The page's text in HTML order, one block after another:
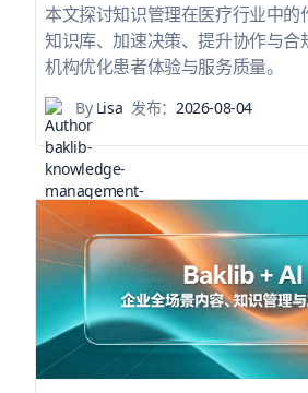
本文探讨知识管理在医疗行业中的
知识库、加速决策、提升协作与合
机构优化患者体验与服务质量。
ByLisa 发布：2026-08-04